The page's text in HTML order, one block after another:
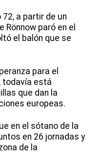
a partir de un
Rönnow paró en el
el balón que se
para el
todavía está
que dan la
europeas.
en el sótano de la
en 26 jornadas y
de la